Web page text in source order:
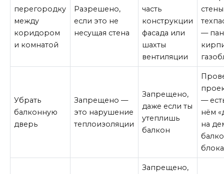
перегородку
между
коридором
и комнатой
Разрешено,
если это не
несущая стена
часть
конструкции
фасада или
шахты
вентиляции
—
Убрать
балконную
дверь
Запрещено —
это нарушение
теплоизоляции
Запрещено,
даже если ты
утеплишь
балкон
—
нём
на
Запрещено,